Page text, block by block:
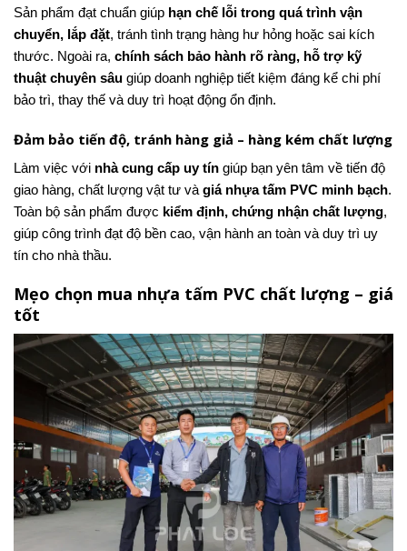
Sản phẩm đạt chuẩn giúp hạn chế lỗi trong quá trình vận
chuyển, lắp đặt, tránh tình trạng hàng hư hỏng hoặc sai kích
thước. Ngoài ra, chính sách bảo hành rõ ràng, hỗ trợ kỹ
thuật chuyên sâu giúp doanh nghiệp tiết kiệm đáng kể chi phí
bảo trì, thay thế và duy trì hoạt động ổn định.
Đảm bảo tiến độ, tránh hàng giả – hàng kém chất lượng
Làm việc với nhà cung cấp uy tín giúp bạn yên tâm về tiến độ
giao hàng, chất lượng vật tư và giá nhựa tấm PVC minh bạch.
Toàn bộ sản phẩm được kiểm định, chứng nhận chất lượng,
giúp công trình đạt độ bền cao, vận hành an toàn và duy trì uy
tín cho nhà thầu.
Mẹo chọn mua nhựa tấm PVC chất lượng – giá
tốt